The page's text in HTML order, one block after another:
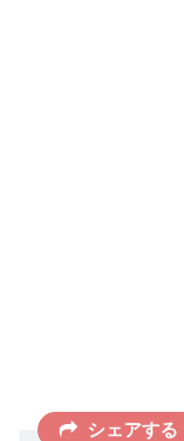
シェアする